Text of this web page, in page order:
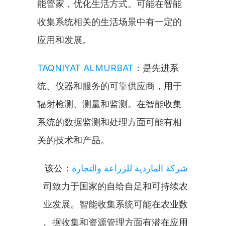
能管家，优化生活方式。可能在智能
收集系统相关的生活场景中有一定的
应用和发展。
TAQNIYAT ALMURBAT ：是先进系
统、仪器和服务的可靠供应商，用于
辐射检测、测量和监测。在智能收集
系统的数据监测和处理方面可能有相
关的技术和产品。
شركة الماردية للزراعة والتجارة
：该公
司致力于国家的自给自足和可持续农
业发展。智能收集系统可能在农业数
据收集和资源管理方面有潜在应用。